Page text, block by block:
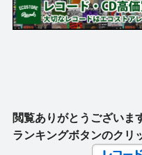
閲覧ありがとうございま
ランキングボタンのクリ